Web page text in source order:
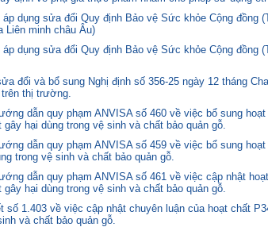
dụng sửa đổi Quy định Bảo vệ Sức khỏe Cộng
Liên minh châu Âu)
dụng sửa đổi Quy định Bảo vệ Sức khỏe Cộng
đổi và bổ sung Nghị định số 356-25 ngày 12 tháng
thị trường.
dẫn quy phạm ANVISA số 460 về việc bổ sung
hại dùng trong vệ sinh và chất bảo quản gỗ.
dẫn quy phạm ANVISA số 459 về việc bổ sung
trong vệ sinh và chất bảo quản gỗ.
dẫn quy phạm ANVISA số 461 về việc cập nhật
hại dùng trong vệ sinh và chất bảo quản gỗ.
số 1.403 về việc cập nhật chuyên luận của hoạt chất
và chất bảo quản gỗ.